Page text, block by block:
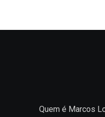
Quem é Marcos